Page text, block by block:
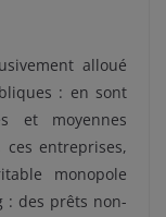
alloué
: en sont
et moyennes
entreprises,
monopole
: des prêts non-